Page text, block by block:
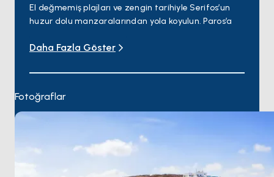
El değmemiş plajları ve zengin tarihiyle Serifos’un
huzur dolu manzaralarından yola koyulun. Paros’a
atmosferini keşfedin. Sonrasında, muhteşem kıyıları
Naxos sizi bekliyor. Beyaz badanalı sokakları, lüks
uğrayın. Kea'nın harikalarını keşfettikten sonra,
Her ada, dinlenme, macera ve kültürel keşiflerin
eşsiz bir karışımını sunar. Ege’nin büyüsünü bu
benzersiz ada turunda yaşayın.
Daha Fazla Göster
Fotoğraflar